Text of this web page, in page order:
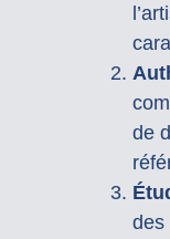
de
des